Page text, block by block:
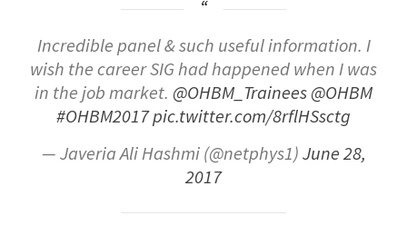
Incredible panel & such useful information. I
wish the career SIG had happened when I was
in the job market. @OHBM_Trainees@OHBM
#OHBM2017pic.twitter.com/8rflHSsctg
— Javeria Ali Hashmi (@netphys1)June 28,
2017